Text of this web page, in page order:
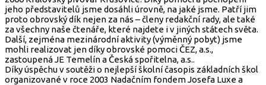
jeho představitelů jsme dosáhli úrovně, na jaké jsme. Patří jim
proto obrovský dík nejen za nás – členy redakční rady, ale také
za všechny naše čtenáře, které najdete i v jiných státech světa.
Další, zejména mezinárodní aktivity (výměnný pobyt) jsme
mohli realizovat jen díky obrovské pomoci ČEZ, a.s.,
zastoupená JE Temelín a Česká spořitelna, a.s..
Díky úspěchu v soutěži o nejlepší školní časopis základních škol
organizované v roce 2003 Nadačním fondem Josefa Luxe a